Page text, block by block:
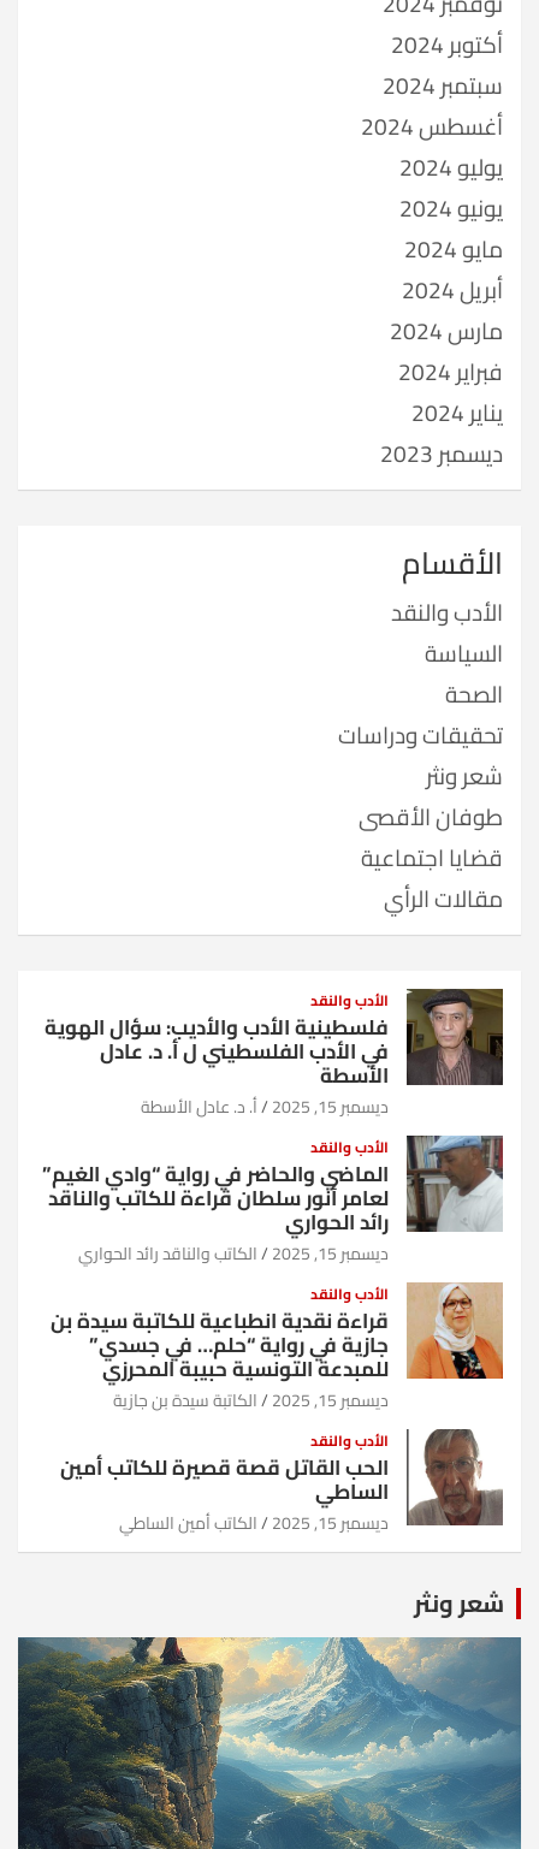
أكتوبر 2024
سبتمبر 2024
أغسطس 2024
يوليو 2024
يونيو 2024
مايو 2024
أبريل 2024
مارس 2024
فبراير 2024
يناير 2024
ديسمبر 2023
الأقسام
الأدب والنقد
السياسة
الصحة
تحقيقات ودراسات
شعر ونثر
طوفان الأقصى
قضايا اجتماعية
مقالات الرأي
الأدب والنقد
فلسطينية الأدب والأديب: سؤال الهوية
في الأدب الفلسطيني ل أ. د. عادل
الأسطة
ديسمبر 15, 2025 أ. د. عادل الأسطة
الأدب والنقد
الماضي والحاضر في رواية “وادي الغيم”
لعامر أنور سلطان قراءة للكاتب والناقد
رائد الحواري
ديسمبر 15, 2025 الكاتب والناقد رائد الحواري
الأدب والنقد
قراءة نقدية انطباعية للكاتبة سيدة بن
جازية في رواية “حلم… في جسدي”
للمبدعة التونسية حبيبة المحرزي
ديسمبر 15, 2025 الكاتبة سيدة بن جازية
الأدب والنقد
الحب القاتل قصة قصيرة للكاتب أمين
الساطي
ديسمبر 15, 2025 الكاتب أمين الساطي
شعر ونثر